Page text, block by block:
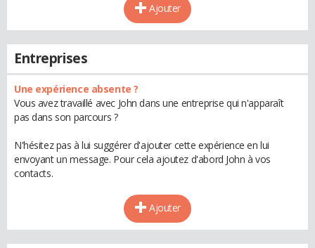
Ajouter
Entreprises
Une expérience absente ?
Vous avez travaillé avec John dans une entreprise qui n'apparaît
pas dans son parcours ?
N'hésitez pas à lui suggérer d'ajouter cette expérience en lui
envoyant un message. Pour cela ajoutez d'abord John à vos
contacts.
Ajouter